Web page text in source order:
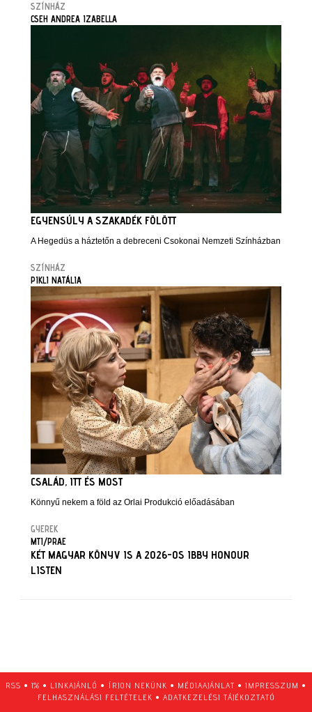
SZÍNHÁZ
CSEH ANDREA IZABELLA
EGYENSÚLY A SZAKADÉK FÖLÖTT
A Hegedüs a háztetőn a debreceni Csokonai Nemzeti Színházban
SZÍNHÁZ
PIKLI NATÁLIA
CSALÁD, ITT ÉS MOST
Könnyű nekem a föld az Orlai Produkció előadásában
GYEREK
MTI/PRAE
KÉT MAGYAR KÖNYV IS A 2026-OS IBBY HONOUR
LISTEN
RSS • 1% • LINKAJÁNLÓ • ÍRJON NEKÜNK • MÉDIAAJÁNLAT • IMPRESSZUM •
FELHASZNÁLÁSI FELTÉTELEK • ADATKEZELÉSI TÁJÉKOZTATÓ